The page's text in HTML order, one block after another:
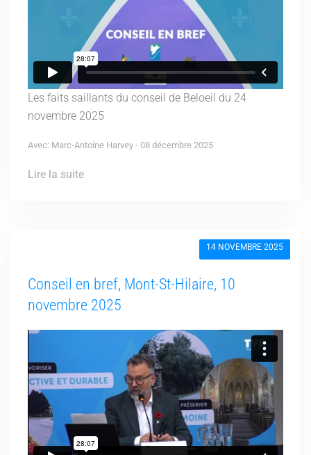
Les faits saillants du conseil de Beloeil du 24
novembre 2025
Avec: Marc-Antoine Harvey - 08 décembre 2025
Lire la suite
14 NOVEMBRE 2025
Conseil en bref, Mont-St-Hilaire, 10
novembre 2025